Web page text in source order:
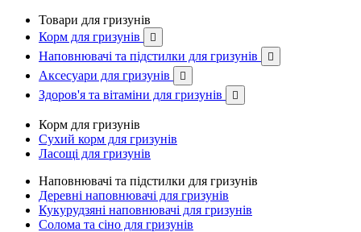
Товари для гризунів
Корм для гризунів

Наповнювачі та підстилки для гризунів 
Аксесуари для гризунів 
Здоров'я та вітаміни для гризунів 
Корм для гризунів
Сухий корм для гризунів
Ласощі для гризунів
Наповнювачі та підстилки для гризунів
Деревні наповнювачі для гризунів
Кукурудзяні наповнювачі для гризунів
Солома та сіно для гризунів